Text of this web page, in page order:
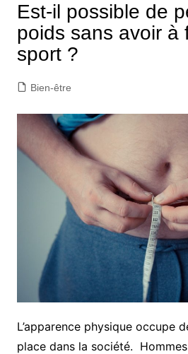
Est-il possible de
poids sans avoir à
sport ?
Bien-être
L’apparence physique occupe
place dans la société.